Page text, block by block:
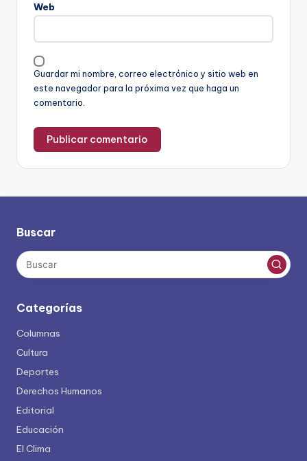
Web
Guardar mi nombre, correo electrónico y sitio web en
este navegador para la próxima vez que haga un
comentario.
Buscar
Categorías
Columnas
Cultura
Deportes
Derechos Humanos
Editorial
Educación
El Clima